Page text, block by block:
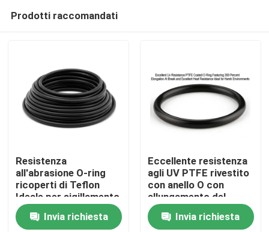
Prodotti
Video
Prodotti raccomandati
Resistenza
all'abrasione O-ring
ricoperti di Teflon
Ideale per sigillamento
e guarnizione Diversi
settori resistenti a
Invia richiesta
Eccellente resistenza
agli UV PTFE rivestito
con anello O con
allungamento del
300% alla rottura ed
eccellente resistenza
Invia richiesta